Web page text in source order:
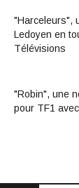
"Harceleurs",
Ledoyen en
Télévisions
"Robin", une
pour TF1